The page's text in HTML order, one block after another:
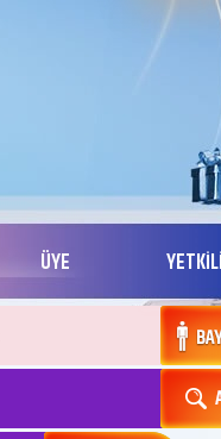
ÜYE YETKİLİ